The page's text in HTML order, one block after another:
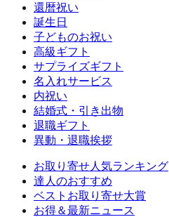
還暦祝い
誕生日
子どものお祝い
高級ギフト
サプライズギフト
名入れサービス
内祝い
結婚式・引き出物
退職ギフト
異動・退職挨拶
お取り寄せ人気ランキング
達人のおすすめ
ベストお取り寄せ大賞
お得＆最新ニュース